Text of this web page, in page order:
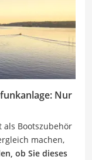
Nur
als Bootszubehör
machen,
ob Sie dieses